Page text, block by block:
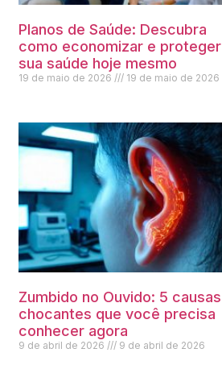
Planos de Saúde: Descubra
como economizar e proteger
sua saúde hoje mesmo
19 de maio de 2026 19 de maio de 2026
Zumbido no Ouvido: 5 causas
chocantes que você precisa
conhecer agora
9 de abril de 2026 9 de abril de 2026